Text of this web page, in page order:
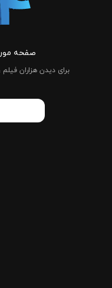
صفحه
برای دیدن هزاران